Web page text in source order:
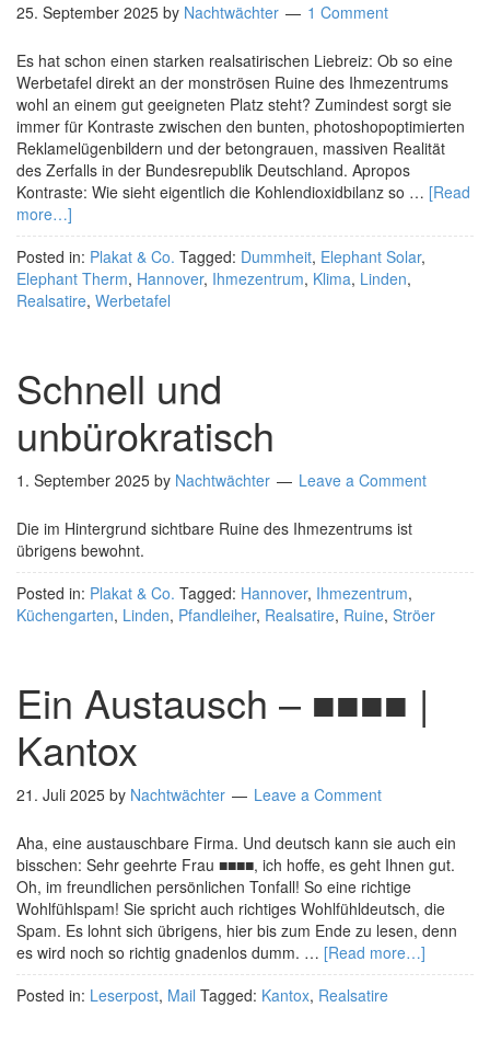
25. September 2025 by Nachtwächter 1 Comment
Es hat schon einen starken realsatirischen Liebreiz: Ob so eine
Werbetafel direkt an der monströsen Ruine des Ihmezentrums
wohl an einem gut geeigneten Platz steht? Zumindest sorgt sie
immer für Kontraste zwischen den bunten, photoshopoptimierten
Reklamelügenbildern und der betongrauen, massiven Realität
des Zerfalls in der Bundesrepublik Deutschland. Apropos
Kontraste: Wie sieht eigentlich die Kohlendioxidbilanz so … [Read
more…]
Posted in: Plakat & Co. Tagged: Dummheit, Elephant Solar,
Elephant Therm, Hannover, Ihmezentrum, Klima, Linden,
Realsatire, Werbetafel
Schnell und
unbürokratisch
1. September 2025 by Nachtwächter Leave a Comment
Die im Hintergrund sichtbare Ruine des Ihmezentrums ist
übrigens bewohnt.
Posted in: Plakat & Co. Tagged: Hannover, Ihmezentrum,
Küchengarten, Linden, Pfandleiher, Realsatire, Ruine, Ströer
Ein Austausch – ■■■■ |
Kantox
21. Juli 2025 by Nachtwächter Leave a Comment
Aha, eine austauschbare Firma. Und deutsch kann sie auch ein
bisschen: Sehr geehrte Frau ■■■■, ich hoffe, es geht Ihnen gut.
Oh, im freundlichen persönlichen Tonfall! So eine richtige
Wohlfühlspam! Sie spricht auch richtiges Wohlfühldeutsch, die
Spam. Es lohnt sich übrigens, hier bis zum Ende zu lesen, denn
es wird noch so richtig gnadenlos dumm. … [Read more…]
Posted in: Leserpost, Mail Tagged: Kantox, Realsatire